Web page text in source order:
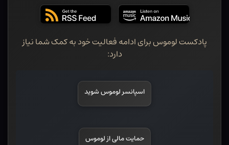
پادکست لوموس برای ادامه فعالیت خود به کمک شما نیاز
دارد:
اسپانسر لوموس شوید
حمایت مالی از لوموس